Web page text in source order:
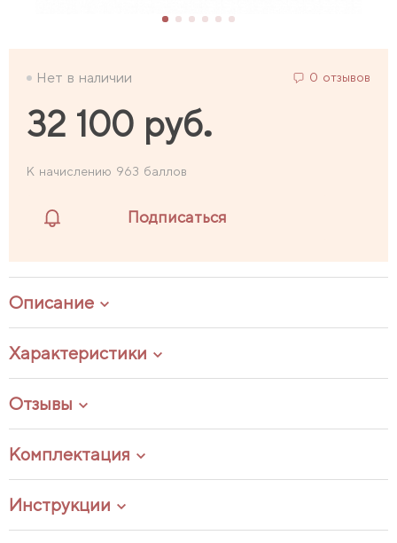
Нет в наличии 0 отзывов
32 100 руб.
К начислению 963 баллов
Подписаться
Описание
Характеристики
Отзывы
Комплектация
Инструкции